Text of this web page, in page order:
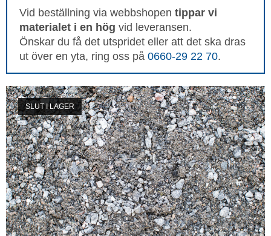
Vid beställning via webbshopen tippar vi
materialet i en hög vid leveransen.
Önskar du få det utspridet eller att det ska dras
ut över en yta, ring oss på 0660-29 22 70.
SLUT I LAGER